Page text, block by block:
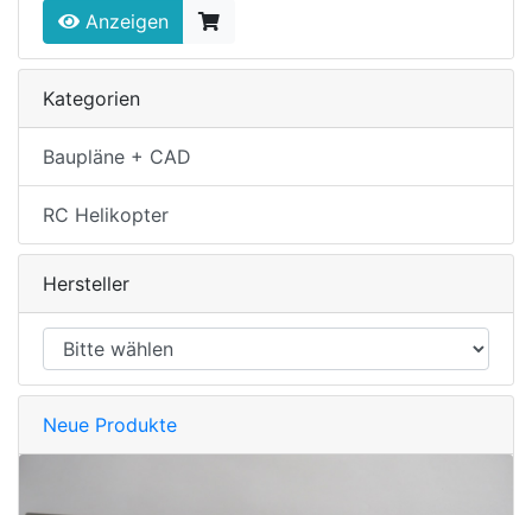
Anzeigen
Kategorien
Baupläne + CAD
RC Helikopter
Hersteller
Neue Produkte